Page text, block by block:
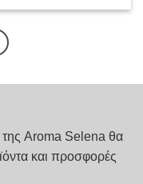
Aroma Selena θα
και προσφορές